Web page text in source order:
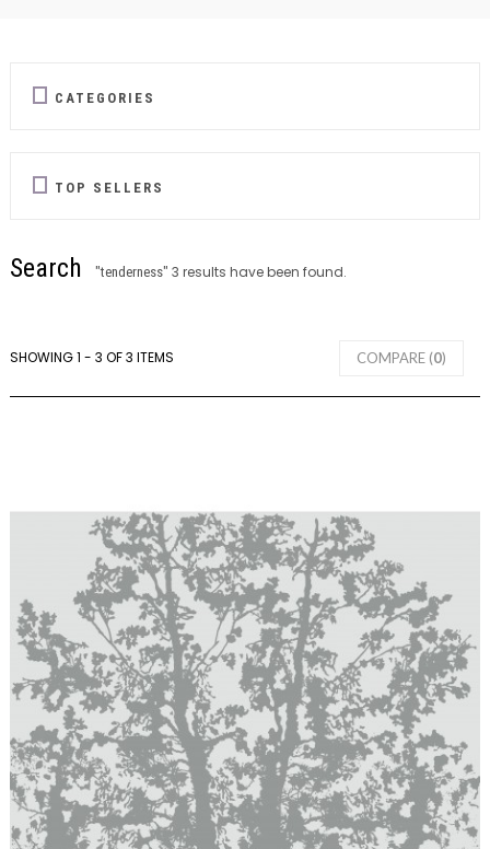
CATEGORIES
TOP SELLERS
Search "tenderness" 3 results have been found.
COMPARE (0)
SHOWING 1 - 3 OF 3 ITEMS